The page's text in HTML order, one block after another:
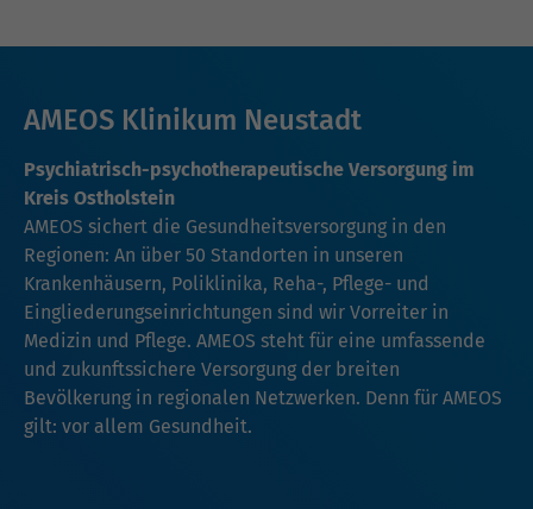
AMEOS Klinikum Neustadt
Psychiatrisch-psychotherapeutische Versorgung im
Kreis Ostholstein
AMEOS sichert die Gesundheitsversorgung in den
Regionen: An über 50 Standorten in unseren
Krankenhäusern, Poliklinika, Reha-, Pflege- und
Eingliederungseinrichtungen sind wir Vorreiter in
Medizin und Pflege. AMEOS steht für eine umfassende
und zukunftssichere Versorgung der breiten
Bevölkerung in regionalen Netzwerken. Denn für AMEOS
gilt: vor allem Gesundheit.